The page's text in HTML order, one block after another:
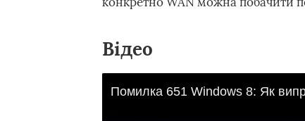
Відео
Помилка 651 Windows 8: Як